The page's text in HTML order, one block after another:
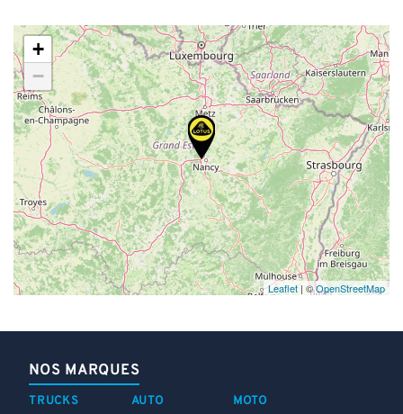
+
−
Leaflet | ©OpenStreetMap
NOS MARQUES
TRUCKS AUTO MOTO